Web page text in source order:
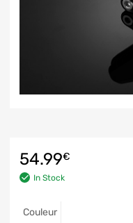
54.99€
In Stock
Couleur